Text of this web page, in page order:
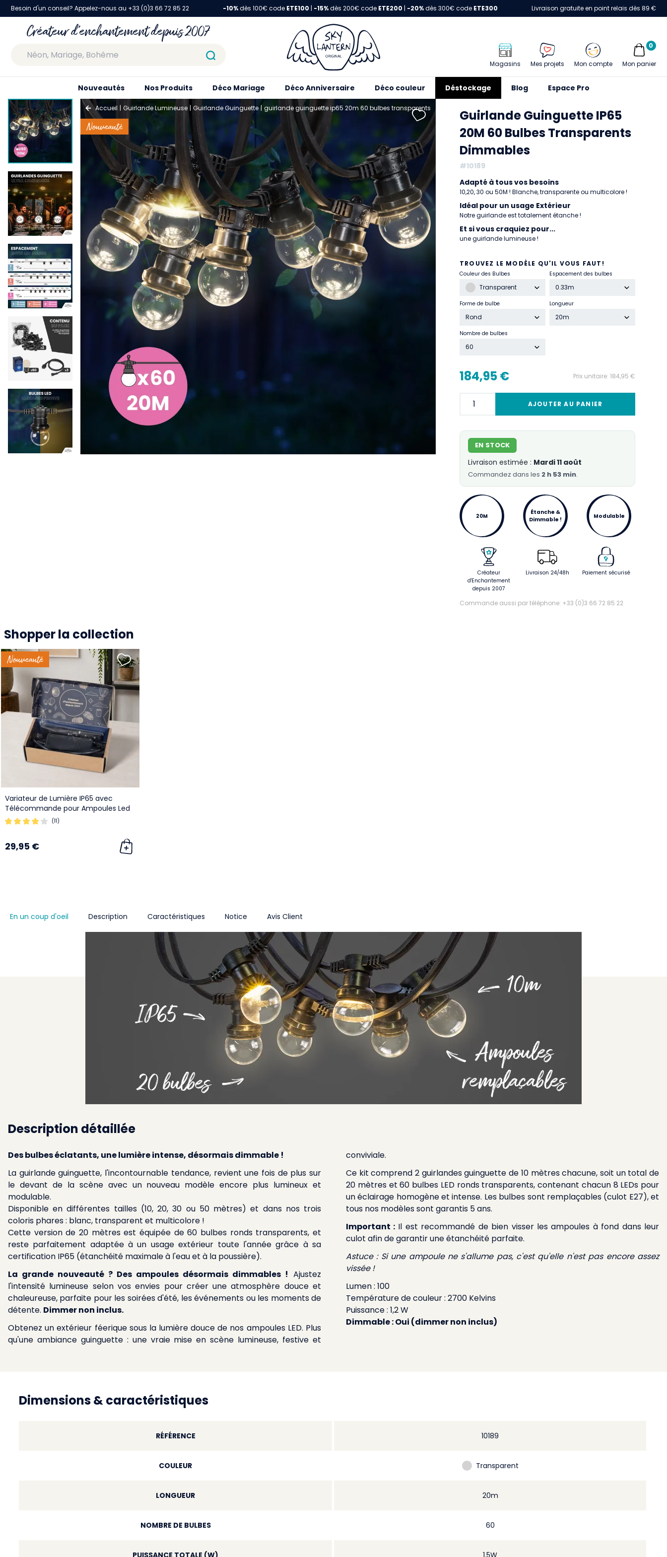
Besoin d'un conseil? Appelez-nous au +33 (0)3 66 72 85 22 -10%dès 100€ code ETE100 | -15%dès 200€ code ETE200 | -20%dès 300€ code ETE300 Livraison gratuite en point relais dès 89 €
Créateur d'enchantement depuis 2007
Magasins Mes projets Mon compte Mon panier
0
Nouveautés Nos Produits Déco Mariage Déco Anniversaire Déco couleur Déstockage Blog Espace Pro
Nouveauté
Accueil Guirlande Lumineuse Guirlande Guinguette guirlande guinguette ip65 20m 60 bulbes transparents
Guirlande Guinguette IP65
20M 60 Bulbes Transparents
Dimmables
#10189
Adapté à tous vos besoins
10,20, 30 ou 50M ! Blanche, transparente ou multicolore !
Idéal pour un usage Extérieur
Notre guirlande est totalement étanche !
Et si vous craquiez pour...
une guirlande lumineuse !
TROUVEZ LE MODÈLE QU'IL VOUS FAUT!
Couleur des Bulbes
Transparent
Espacement des bulbes
0.33m
Forme de bulbe
Rond
Longueur
20m
Nombre de bulbes
60
184,95 € Prix unitaire: 184,95 €
AJOUTER AU PANIER
EN STOCK
Livraison estimée : Mardi 11 août
Commandez dans les 2 h 53 min.
20M
Étanche &
Dimmable !
Modulable
Créateur
d'Enchantement
depuis 2007
Livraison 24/48h Paiement sécurisé
Commande aussi par téléphone: +33 (0)3 66 72 85 22
Shopper la collection
Variateur de Lumière IP65 avec
Télécommande pour Ampoules Led
Dimmables
(11)
29,95 €
Nouveauté
En un coup d'oeil Description Caractéristiques Notice Avis Client
Description détaillée
Des bulbes éclatants, une lumière intense, désormais dimmable !
La guirlande guinguette, l'incontournable tendance, revient une fois de plus sur
le devant de la scène avec un nouveau modèle encore plus lumineux et
modulable.
Disponible en différentes tailles (10, 20, 30 ou 50 mètres) et dans nos trois
coloris phares : blanc, transparent et multicolore !
Cette version de 20 mètres est équipée de 60 bulbes ronds transparents, et
reste parfaitement adaptée à un usage extérieur toute l'année grâce à sa
certification IP65 (étanchéité maximale à l'eau et à la poussière).
La grande nouveauté ? Des ampoules désormais dimmables ! Ajustez
l'intensité lumineuse selon vos envies pour créer une atmosphère douce et
chaleureuse, parfaite pour les soirées d'été, les événements ou les moments de
détente. Dimmer non inclus.
Obtenez un extérieur féerique sous la lumière douce de nos ampoules LED. Plus
qu'une ambiance guinguette : une vraie mise en scène lumineuse, festive et
conviviale.
Ce kit comprend 2 guirlandes guinguette de 10 mètres chacune, soit un total de
20 mètres et 60 bulbes LED ronds transparents, contenant chacun 8 LEDs pour
un éclairage homogène et intense. Les bulbes sont remplaçables (culot E27), et
tous nos modèles sont garantis 5 ans.
Important : Il est recommandé de bien visser les ampoules à fond dans leur
culot afin de garantir une étanchéité parfaite.
Astuce : Si une ampoule ne s'allume pas, c'est qu'elle n'est pas encore assez
vissée !
Lumen : 100
Température de couleur : 2700 Kelvins
Puissance : 1,2 W
Dimmable : Oui (dimmer non inclus)
Dimensions & caractéristiques
RÉFÉRENCE 10189
COULEUR Transparent
LONGUEUR 20m
NOMBRE DE BULBES 60
PUISSANCE TOTALE (W) 1.5W